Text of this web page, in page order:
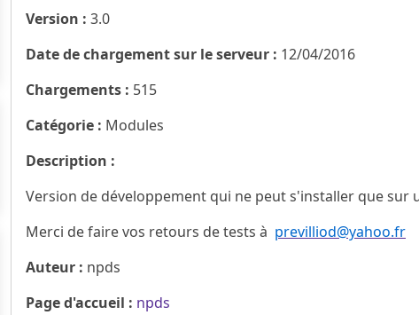
Version : 3.0
Date de chargement sur le serveur : 12/04/2016
Chargements : 515
Catégorie : Modules
Description :
Version de développement qui ne peut s'installer que sur
Merci de faire vos retours de tests à previlliod@yahoo.fr
Auteur : npds
Page d'accueil : npds